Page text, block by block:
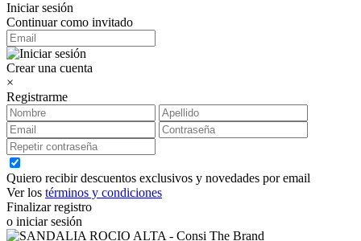
Iniciar sesión
Continuar como invitado
Crear una cuenta
×
Registrarme
Quiero recibir descuentos exclusivos y novedades por email
Ver los términos y condiciones
Finalizar registro
o iniciar sesión